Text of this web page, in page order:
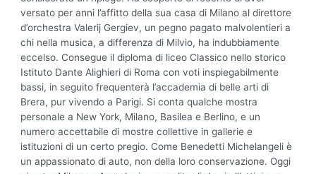
versato per anni l’affitto della sua casa di Milano al direttore
d’orchestra Valerij Gergiev, un pegno pagato malvolentieri a
chi nella musica, a differenza di Milvio, ha indubbiamente
eccelso. Consegue il diploma di liceo Classico nello storico
Istituto Dante Alighieri di Roma con voti inspiegabilmente
bassi, in seguito frequenterà l’accademia di belle arti di
Brera, pur vivendo a Parigi. Si conta qualche mostra
personale a New York, Milano, Basilea e Berlino, e un
numero accettabile di mostre collettive in gallerie e
istituzioni di un certo pregio. Come Benedetti Michelangeli è
un appassionato di auto, non della loro conservazione. Oggi